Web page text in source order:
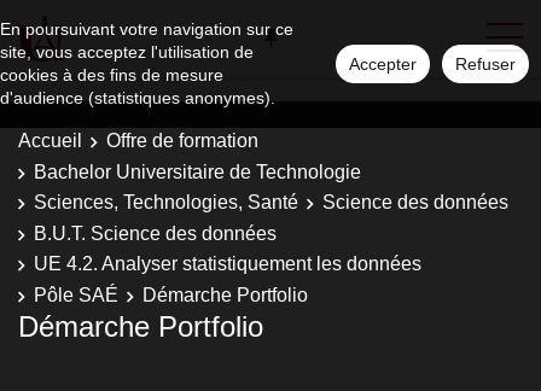
En poursuivant votre navigation sur ce
site, vous acceptez l'utilisation de
cookies à des fins de mesure
d'audience (statistiques anonymes).
Accepter Refuser
Accueil
Offre de formation
Bachelor Universitaire de Technologie
Sciences, Technologies, Santé
Science des données
B.U.T. Science des données
UE 4.2. Analyser statistiquement les données
Pôle SAÉ
Démarche Portfolio
Démarche Portfolio